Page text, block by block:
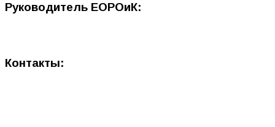
Руководитель ЕОРОиК:
Контакты: